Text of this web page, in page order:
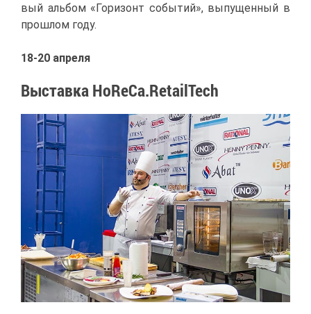
вый аль­бом «Го­ри­зонт со­бы­тий», вы­пу­щен­ный в
про­шлом го­ду.
18-20 ап­ре­ля
Вы­став­ка HoReCa.RetailTech